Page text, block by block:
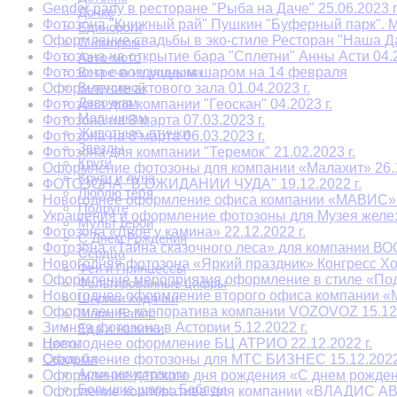
Дочке
Единороги
С юмором
Авто-мото
Встреча из роддома
Выпускной
Девочкам
Мальчикам
Животные, птички
Звезды
Круги
Круги и луна
Люблю тебя
Подруге
Мульт герои
С Днем Рождения
Сердца
Феи и Принцессы
Фольгированные цифры
Шарики ходячки
Шары Баблс
Еда и напитки
Цветы
Свадьба
Арки регистрации
Большие шары. Баблсы
Gender party в ресторане "Рыба на Даче" 25.06.2023
Фотозона "Книжный рай" Пушкин "Буферный парк".
Оформление свадьбы в эко-стиле Ресторан "Наша
Фотозона на открытие бара "Сплетни" Анны Асти
Фотозона с воздушным шаром на 14 февраля
Оформление актового зала 01.04.2023 г.
Фотозона для компании "Геоскан" 04.2023 г.
Фотозона на 8 марта 07.03.2023 г.
Фотозона на 8 марта 06.03.2023 г.
Фотозона для компании "Теремок" 21.02.2023 г.
Оформление фотозоны для компании «Малахит»
ФОТОЗОНА "В ОЖИДАНИИ ЧУДА" 19.12.2022 г.
Новогоднее оформление офиса компании «МАВИС»
Украшения и оформление фотозоны для Музея
Фотозона «Двое у камина» 22.12.2022 г.
Фотозона «Тайна сказочного леса» для компании
Новогодняя фотозона «Яркий праздник» Конгресс
Оформление мероприятия оформление в стиле
Новогоднее оформление второго офиса компании
Оформление корпоратива компании VOZOVOZ
Зимняя фотозона в Астории 5.12.2022 г.
Новогоднее оформление БЦ АТРИО 22.12.2022 г.
Оформление фотозоны для МТС БИЗНЕС 15.12.2022
Оформление детского дня рождения «С днем
Офорление корпоратива для компании «ВЛАДИС